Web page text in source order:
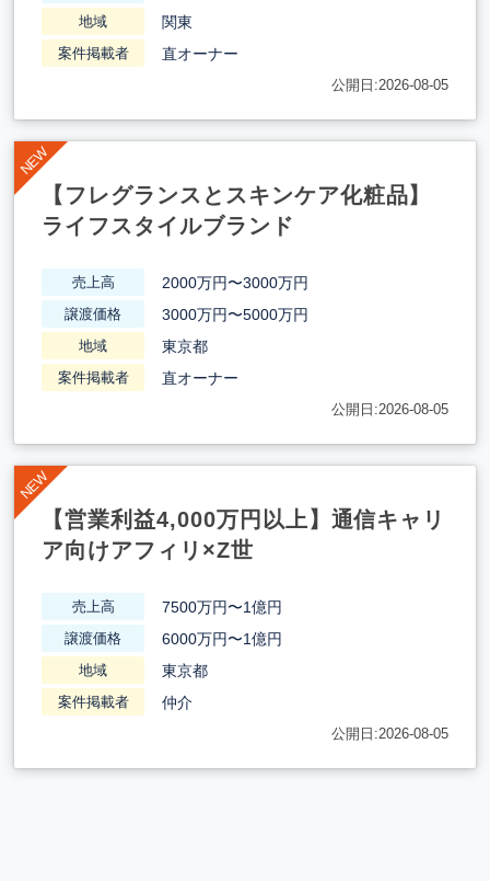
地域 関東
案件掲載者 直オーナー
公開日:2026-08-05
【フレグランスとスキンケア化粧品】
ライフスタイルブランド
売上高 2000万円〜3000万円
譲渡価格 3000万円〜5000万円
地域 東京都
案件掲載者 直オーナー
公開日:2026-08-05
【営業利益4,000万円以上】通信キャリ
ア向けアフィリ×Z世
売上高 7500万円〜1億円
譲渡価格 6000万円〜1億円
地域 東京都
案件掲載者 仲介
公開日:2026-08-05